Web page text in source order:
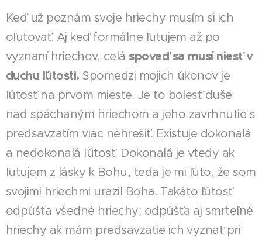
Keď už poznám svoje hriechy musím si ich
oľutovať. Aj keď formálne ľutujem až po
vyznaní hriechov, celá spoveď sa musí niesť v
duchu ľútosti. Spomedzi mojich úkonov je
ľútosť na prvom mieste. Je to bolesť duše
nad spáchaným hriechom a jeho zavrhnutie s
predsavzatím viac nehrešiť. Existuje dokonalá
a nedokonalá ľútosť. Dokonalá je vtedy ak
ľutujem z lásky k Bohu, teda je mi ľúto, že som
svojimi hriechmi urazil Boha. Takáto ľútosť
odpúšťa všedné hriechy; odpúšťa aj smrteľné
hriechy ak mám predsavzatie ich vyznať pri